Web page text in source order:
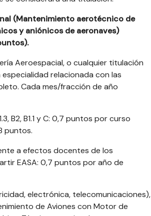
(Mantenimiento aerotécnico de
y aniónicos de aeronaves)
Aeroespacial, o cualquier titulación
relacionada con las
Cada mes/fracción de año
B2, B1.1 y C: 0,7 puntos por curso
puntos.
a efectos docentes de los
EASA: 0,7 puntos por año de
electrónica, telecomunicaciones),
de Aviones con Motor de